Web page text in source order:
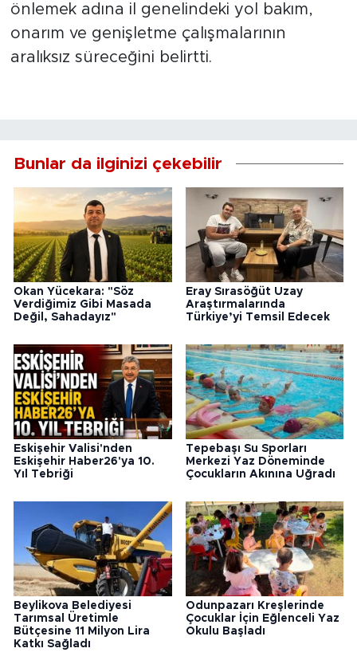
önlemek adına il genelindeki yol bakım,
onarım ve genişletme çalışmalarının
aralıksız süreceğini belirtti.
Bunlar da ilginizi çekebilir
Okan Yücekara: "Söz
Verdiğimiz Gibi Masada
Değil, Sahadayız"
Eray Sırasöğüt Uzay
Araştırmalarında
Türkiye’yi Temsil Edecek
Eskişehir Valisi'nden
Eskişehir Haber26'ya 10.
Yıl Tebriği
Tepebaşı Su Sporları
Merkezi Yaz Döneminde
Çocukların Akınına Uğradı
Beylikova Belediyesi
Tarımsal Üretimle
Bütçesine 11 Milyon Lira
Katkı Sağladı
Odunpazarı Kreşlerinde
Çocuklar İçin Eğlenceli Yaz
Okulu Başladı